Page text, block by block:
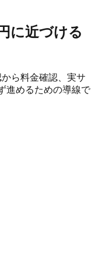
に近づける
ら料金確認、実サ
進めるための導線で